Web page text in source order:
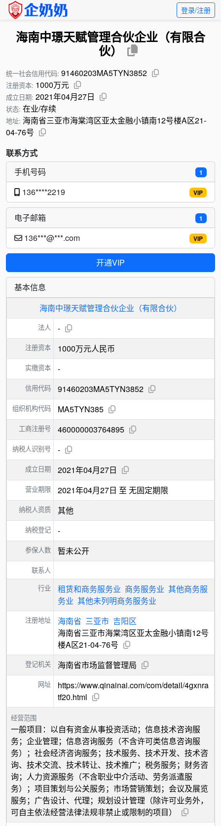
登录/注册
海南中璟天赋管理合伙企业（有限合
伙）
统一社会信用代码: 91460203MA5TYN3852
注册资本: 1000万元
成立日期: 2021年04月27日
状态: 在业/存续
地址: 海南省三亚市海棠湾区亚太金融小镇南12号楼A区21-
04-76号
联系方式
1
手机号码
VIP
136****2219
1
电子邮箱
VIP
136***@***.com
开通VIP
基本信息
海南中璟天赋管理合伙企业（有限合伙）
法人 -
注册资本 1000万元人民币
实缴资本 -
信用代码 91460203MA5TYN3852
组织机构代码 MA5TYN385
工商注册号 460000003764895
纳税人识别号 -
成立日期 2021年04月27日
营业期限 2021年04月27日 至 无固定期限
纳税人资质 其他
纳税登记 -
参保人数 暂未公开
联系人
行业
租赁和商务服务业 商务服务业 其他商务服
务业 其他未列明商务服务业
注册地址 海南省 三亚市 吉阳区
海南省三亚市海棠湾区亚太金融小镇南12号
楼A区21-04-76号
登记机关 海南省市场监督管理局
网址
https://www.qinainai.com/com/detail/4gxnra
tf20.html
经营范围
一般项目：以自有资金从事投资活动；信息技术咨询服
务；企业管理；信息咨询服务（不含许可类信息咨询服
务）；社会经济咨询服务；技术服务、技术开发、技术咨
询、技术交流、技术转让、技术推广；税务服务；财务咨
询；人力资源服务（不含职业中介活动、劳务派遣服
务）；项目策划与公关服务；市场营销策划；会议及展览
服务；广告设计、代理；规划设计管理（除许可业务外，
可自主依法经营法律法规非禁止或限制的项目）